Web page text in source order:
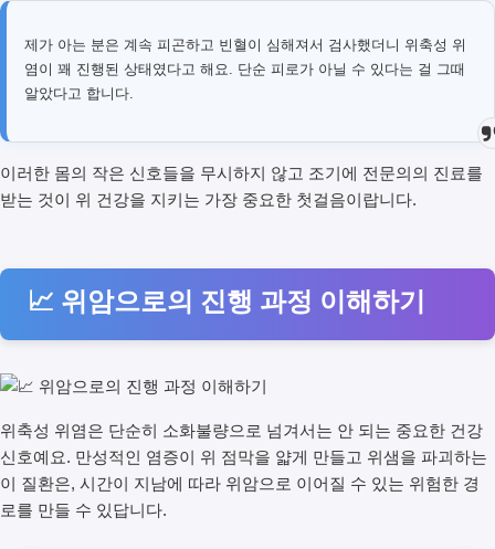
제가 아는 분은 계속 피곤하고 빈혈이 심해져서 검사했더니 위축성 위
염이 꽤 진행된 상태였다고 해요. 단순 피로가 아닐 수 있다는 걸 그때
알았다고 합니다.
이러한 몸의 작은 신호들을 무시하지 않고 조기에 전문의의 진료를
받는 것이 위 건강을 지키는 가장 중요한 첫걸음이랍니다.
📈 위암으로의 진행 과정 이해하기
위축성 위염은 단순히 소화불량으로 넘겨서는 안 되는 중요한 건강
신호예요. 만성적인 염증이 위 점막을 얇게 만들고 위샘을 파괴하는
이 질환은, 시간이 지남에 따라 위암으로 이어질 수 있는 위험한 경
로를 만들 수 있답니다.